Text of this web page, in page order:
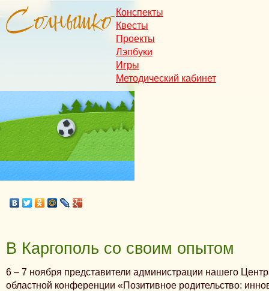
Конспекты
Квесты
Проекты
Лэпбуки
Игры
Методический кабинет
В Каргополь со своим опытом
6 – 7 ноября представители администрации нашего
областной конференции «Позитивное родительство: